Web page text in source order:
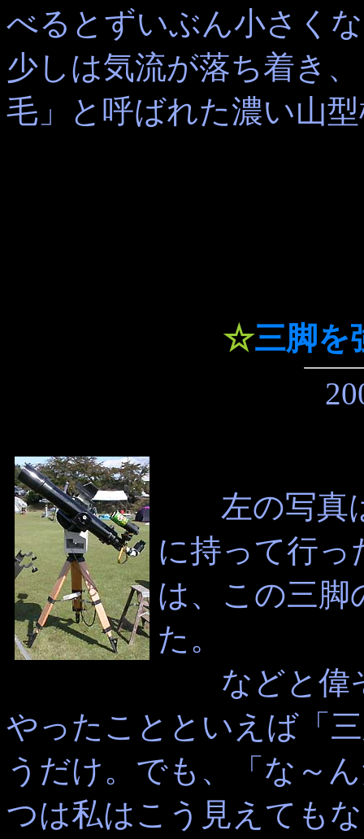
べるとずいぶん小さく
少しは気流が落ち着き
毛」と呼ばれた濃い山
☆三脚を
左の写真は
に持って行っ
は、この三脚
た。
などと偉そ
やったことといえば「
うだけ。でも、「な～
つは私はこう見えても